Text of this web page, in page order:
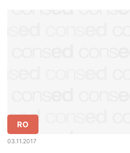
RO
03.11.2017